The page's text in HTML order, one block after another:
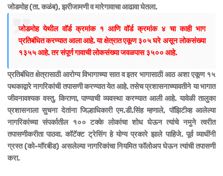
जोडमोह (ता. कळंब), झरीजामणी व मारेगावाचा आढावा घेतला.
जोडमोह येथील वॉर्ड क्रमांक १ आणि वॉर्ड क्रमांक ४ चा काही भाग
प्रतिबंधित करण्यात आला आहे. या क्षेत्रात एकूण ३०५ घरे असून लोकसंख्या
१३५५ आहे. तर संपूर्ण गावाची लोकसंख्या जवळपास ३५०० आहे.
प्रतिबंधित क्षेत्रासाठी आरोग्य विभागाच्या सात व इतर भागासाठी आठ अशा एकूण १५
पथकाद्वारे नागरिकांची तपासणी करण्यात येत आहे. तसेच प्रशासनाच्यावतीने या भागात
जीवनावश्यक वस्तु, किराणा, पाण्याची व्यवस्था करण्यात आली आहे. यावेळी तालुका
प्रशासनाला सुचना देतांना जिल्हाधिकारी एम.डी.सिंह म्हणाले, पॉझिटीव्हआलेल्या
नागरिकांच्या संपर्कातील १०० टक्के लोकांचा शोध घेऊन त्यांचे नमुने त्वरीत
तपासणीकरीता पाठवा. कॉटॅक्ट ट्रेसिंग हे योग्य प्रकारे झाले पाहिजे. पूर्व व्याधींनी
ग्रस्त (को-मॉरबीड) असलेल्या नागरिकांचा नियमित फॉलोअप घेऊन त्यांची तपासणी
करा.